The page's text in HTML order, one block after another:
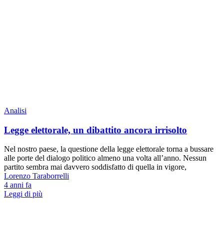
Analisi
Legge elettorale, un dibattito ancora irrisolto
Nel nostro paese, la questione della legge elettorale torna a bussare
alle porte del dialogo politico almeno una volta all’anno. Nessun
partito sembra mai davvero soddisfatto di quella in vigore,
Lorenzo Taraborrelli
4 anni fa
Leggi di più